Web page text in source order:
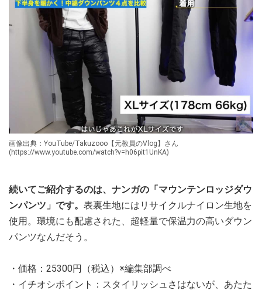
画像出典：YouTube/Takuzooo【元教員のVlog】さん
(https://www.youtube.com/watch?v=h06pit1UnKA)
続いてご紹介するのは、ナンガの「マウンテンロッジダウ
ンパンツ」です。 表裏生地にはリサイクルナイロン生地を
使用。環境にも配慮された、超軽量で保温力の高いダウン
パンツなんだそう。
・価格：25300円（税込）※編集部調べ
・イチオシポイント：スタイリッシュさはないが、あたた